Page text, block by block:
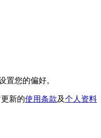
置您的偏好。
新的使用条款及个人资料